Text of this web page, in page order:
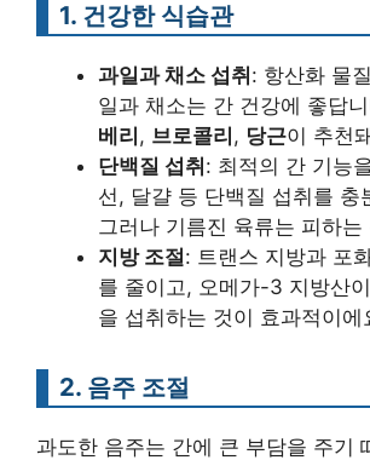
1. 건강한 식습관
과일과 채소 섭취 : 항산화 물
일과 채소는 간 건강에 좋답
베리 , 브로콜리 , 당근이 추천
단백질 섭취 : 최적의 간 기능
선, 달걀 등 단백질 섭취를 충
그러나 기름진 육류는 피하는
지방 조절: 트랜스 지방과 포
를 줄이고, 오메가-3 지방산
을 섭취하는 것이 효과적이에
2. 음주 조절
과도한 음주는 간에 큰 부담을 주기